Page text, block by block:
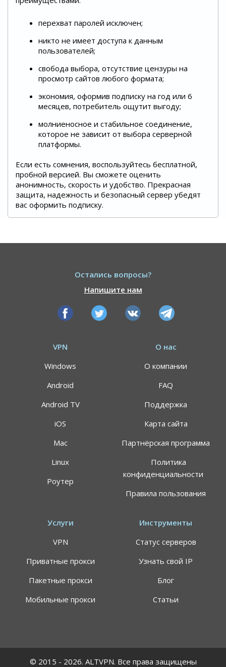
перехват паролей исключен;
никто не имеет доступа к данным
пользователей;
свобода выбора, отсутствие цензуры на
просмотр сайтов любого формата;
экономия, оформив подписку на год или 6
месяцев, потребитель ощутит выгоду;
молниеносное и стабильное соединение,
которое не зависит от выбора серверной
платформы.
Если есть сомнения, воспользуйтесь бесплатной,
пробной версией. Вы сможете оценить
анонимность, скорость и удобство. Прекрасная
защита, надежность и безопасный сервер убедят
вас оформить подписку.
Остались вопросы?
Напишите нам
VPN
Windows
Android
Android TV
iOS
Mac
Linux
Роутер
О нас
О компании
FAQ
Поддержка
Карта сайта
Партнёрская программа
Политика
конфиденциальности
Правила пользования
Услуги
VPN
Приватные прокси
Пакетные прокси
Мобильные прокси
Инструменты
Статус серверов
Узнать свой IP
Блог
Статьи
© 2015 - 2026. ALTVPN. Все права защищены